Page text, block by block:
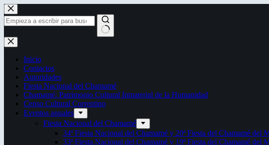
Saltar
al
contenido
Sin
resultados
Inicio
Contactos
Autoridades
Fiesta Nacional del Chamamé
Chamamé: Patrimonio Cultural Inmaterial de la Humanidad
Censo Cultural Correntino
Eventos anuales
Fiesta Nacional del Chamamé
34ª Fiesta Nacional del Chamamé y 20ª Fiesta del Chamamé del
33ª Fiesta Nacional del Chamamé y 19ª Fiesta del Chamamé del